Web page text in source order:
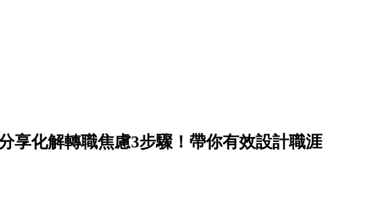
享化解轉職焦慮3步驟！帶你有效設計職涯